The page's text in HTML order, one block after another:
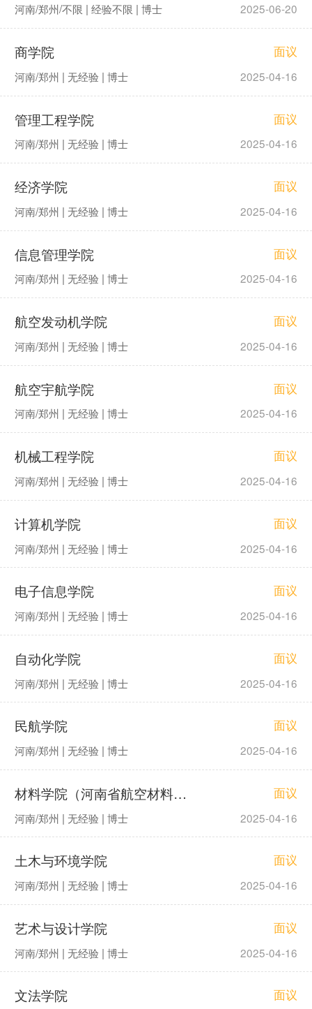
河南/郑州/不限 | 经验不限 | 博士 2025-06-20
商学院 面议
河南/郑州 | 无经验 | 博士 2025-04-16
管理工程学院 面议
河南/郑州 | 无经验 | 博士 2025-04-16
经济学院 面议
河南/郑州 | 无经验 | 博士 2025-04-16
信息管理学院 面议
河南/郑州 | 无经验 | 博士 2025-04-16
航空发动机学院 面议
河南/郑州 | 无经验 | 博士 2025-04-16
航空宇航学院 面议
河南/郑州 | 无经验 | 博士 2025-04-16
机械工程学院 面议
河南/郑州 | 无经验 | 博士 2025-04-16
计算机学院 面议
河南/郑州 | 无经验 | 博士 2025-04-16
电子信息学院 面议
河南/郑州 | 无经验 | 博士 2025-04-16
自动化学院 面议
河南/郑州 | 无经验 | 博士 2025-04-16
民航学院 面议
河南/郑州 | 无经验 | 博士 2025-04-16
材料学院（河南省航空材料及应用技术重点实验室） 面议
河南/郑州 | 无经验 | 博士 2025-04-16
土木与环境学院 面议
河南/郑州 | 无经验 | 博士 2025-04-16
艺术与设计学院 面议
河南/郑州 | 无经验 | 博士 2025-04-16
文法学院 面议